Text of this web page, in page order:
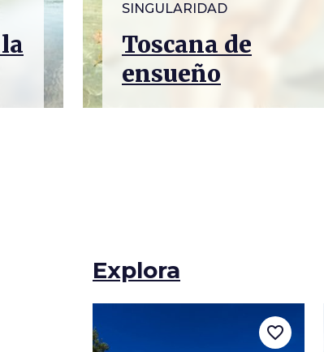
SINGULARIDAD
Toscana de
ensueño
Explora
favorite_border